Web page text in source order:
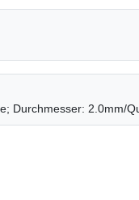
Durchmesser: 2.0mm/